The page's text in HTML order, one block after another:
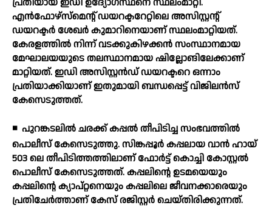
എന്‍ഫോഴ്സ്മെന്റ് ഡയറക്ടറേറ്റിലെ അസിസ്റ്റന്റ്
ഡയറക്ടര്‍ ശേഖര്‍ കുമാറിനെയാണ് സ്ഥലംമാറ്റിയത്.
കേരളത്തില്‍ നിന്ന് വടക്കുകിഴക്കന്‍ സംസ്ഥാനമായ
മേഘാലയയുടെ തലസ്ഥാനമായ ഷില്ലോങിലേക്കാണ്
മാറ്റിയത്. ഇഡി അസിസ്റ്റന്‍ഡ് ഡയറക്ടറെ ഒന്നാം
പ്രതിയാക്കിയാണ് ഇതുമായി ബന്ധപ്പെട്ട് വിജിലന്‍സ്
കേസെടുത്തത്.
◾ പുറങ്കടലില്‍ ചരക്ക് കപ്പല്‍ തീപിടിച്ച സംഭവത്തില്‍
പൊലീസ് കേസെടുത്തു. സിങ്കപ്പൂര്‍ കപ്പലായ വാന്‍ ഹായ്
503 ലെ തീപിടിത്തത്തിലാണ് ഫോര്‍ട്ട് കൊച്ചി കോസ്റ്റല്‍
പൊലീസ് കേസെടുത്തത്. കപ്പലിന്റെ ഉടമയെയും
കപ്പലിന്റെ ക്യാപ്റ്റനെയും കപ്പലിലെ ജീവനക്കാരെയും
പ്രതിചേര്‍ത്താണ് കേസ് രജിസ്റ്റര്‍ ചെയ്തിരിക്കുന്നത്.